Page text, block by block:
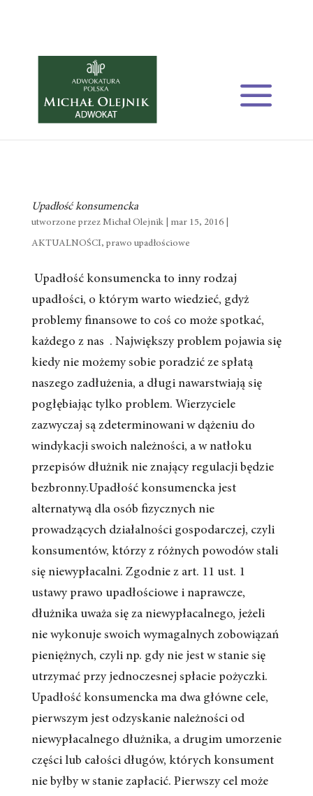
Upadłość konsumencka
utworzone przez Michał Olejnik| mar 15, 2016 |
AKTUALNOŚCI, prawo upadłościowe
Upadłość konsumencka to inny rodzaj
upadłości, o którym warto wiedzieć, gdyż
problemy finansowe to coś co może spotkać,
każdego z nas . Największy problem pojawia się
kiedy nie możemy sobie poradzić ze spłatą
naszego zadłużenia, a długi nawarstwiają się
pogłębiając tylko problem. Wierzyciele
zazwyczaj są zdeterminowani w dążeniu do
windykacji swoich należności, a w natłoku
przepisów dłużnik nie znający regulacji będzie
bezbronny.Upadłość konsumencka jest
alternatywą dla osób fizycznych nie
prowadzących działalności gospodarczej, czyli
konsumentów, którzy z różnych powodów stali
się niewypłacalni. Zgodnie z art. 11 ust. 1
ustawy prawo upadłościowe i naprawcze,
dłużnika uważa się za niewypłacalnego, jeżeli
nie wykonuje swoich wymagalnych zobowiązań
pieniężnych, czyli np. gdy nie jest w stanie się
utrzymać przy jednoczesnej spłacie pożyczki.
Upadłość konsumencka ma dwa główne cele,
pierwszym jest odzyskanie należności od
niewypłacalnego dłużnika, a drugim umorzenie
części lub całości długów, których konsument
nie byłby w stanie zapłacić. Pierwszy cel może